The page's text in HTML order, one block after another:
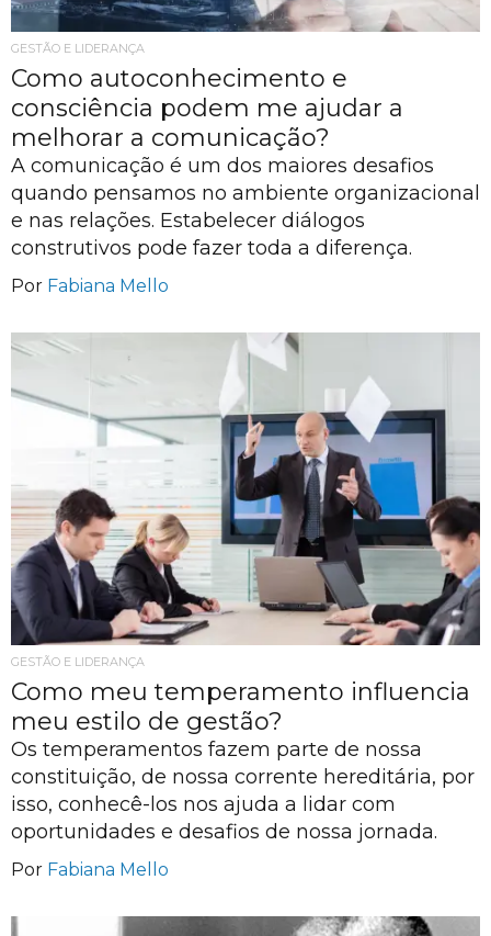
GESTÃO E LIDERANÇA
Como autoconhecimento e
consciência podem me ajudar a
melhorar a comunicação?
A comunicação é um dos maiores desafios
quando pensamos no ambiente organizacional
e nas relações. Estabelecer diálogos
construtivos pode fazer toda a diferença.
Por Fabiana Mello
GESTÃO E LIDERANÇA
Como meu temperamento influencia
meu estilo de gestão?
Os temperamentos fazem parte de nossa
constituição, de nossa corrente hereditária, por
isso, conhecê-los nos ajuda a lidar com
oportunidades e desafios de nossa jornada.
Por Fabiana Mello